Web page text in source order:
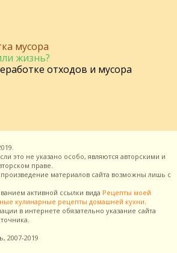
мусора
жизнь?
отходов и мусора
это не указано особо, являются авторскими и
праве.
материалов сайта возможны лишь с
активной ссылки вида Рецепты моей
кулинарные рецепты домашней кухни.
в интернете обязательно указание сайта
2007-2019